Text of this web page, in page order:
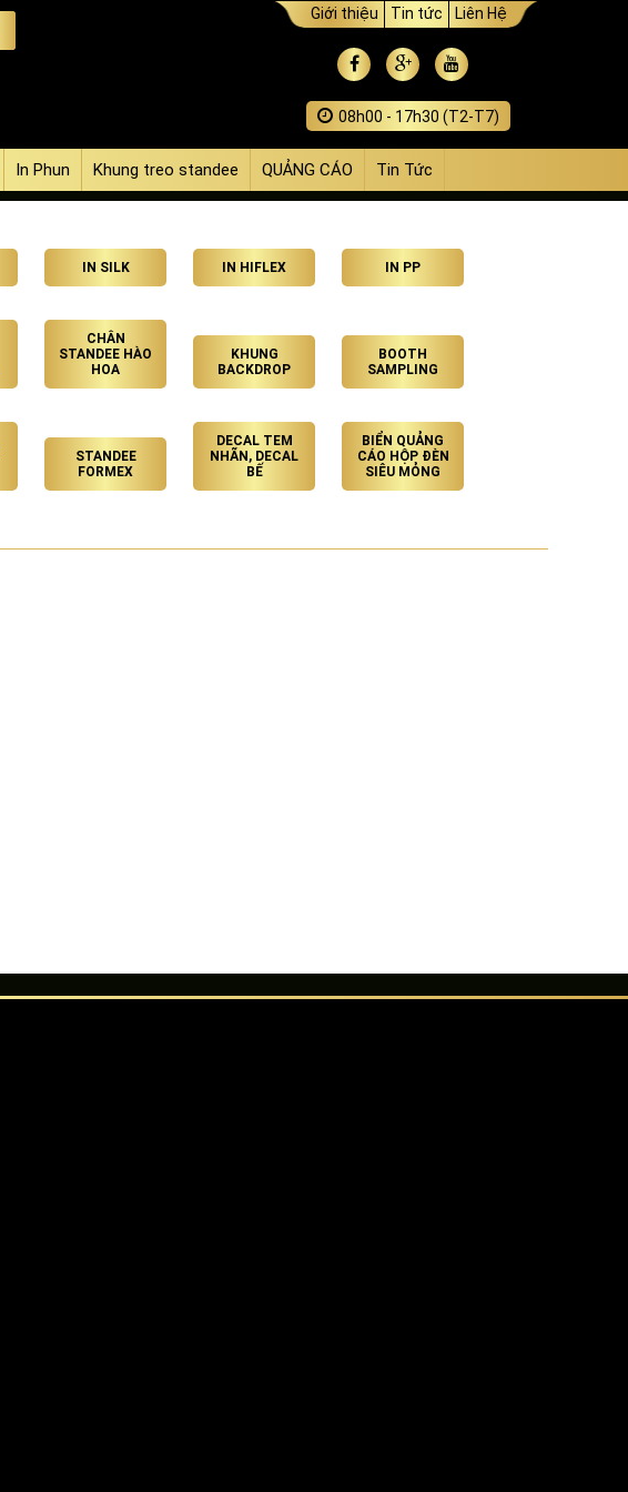
Giới thiệu Tin tức Liên Hệ
08h00 - 17h30 (T2-T7)
In Phun Khung treo standee QUẢNG CÁO Tin Tức
IN SILK IN HIFLEX IN PP
CHÂN
STANDEE HÀO
HOA
KHUNG
BACKDROP
BOOTH
SAMPLING
STANDEE
FORMEX
DECAL TEM
NHÃN, DECAL
BẾ
BIỂN QUẢNG
CÁO HỘP ĐÈN
SIÊU MỎNG